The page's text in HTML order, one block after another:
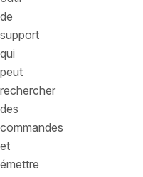
de
support
qui
peut
rechercher
des
commandes
et
émettre